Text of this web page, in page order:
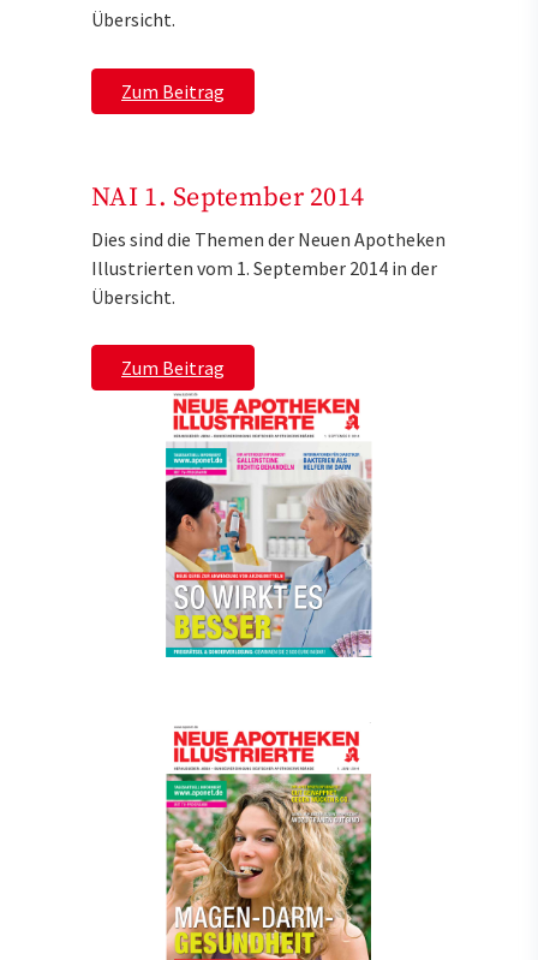
Übersicht.
Zum Beitrag
NAI 1. September 2014
Dies sind die Themen der Neuen Apotheken
Illustrierten vom 1. September 2014 in der
Übersicht.
Zum Beitrag